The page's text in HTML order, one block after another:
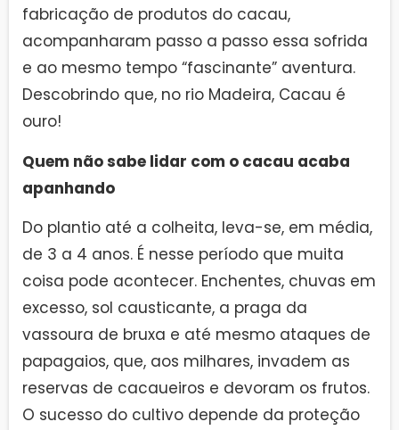
fabricação de produtos do cacau,
acompanharam passo a passo essa sofrida
e ao mesmo tempo “fascinante” aventura.
Descobrindo que, no rio Madeira, Cacau é
ouro!
Quem não sabe lidar com o cacau acaba
apanhando
Do plantio até a colheita, leva-se, em média,
de 3 a 4 anos. É nesse período que muita
coisa pode acontecer. Enchentes, chuvas em
excesso, sol causticante, a praga da
vassoura de bruxa e até mesmo ataques de
papagaios, que, aos milhares, invadem as
reservas de cacaueiros e devoram os frutos.
O sucesso do cultivo depende da proteção